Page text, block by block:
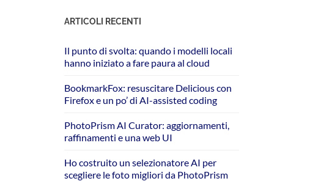
ARTICOLI RECENTI
Il punto di svolta: quando i modelli locali
hanno iniziato a fare paura al cloud
BookmarkFox: resuscitare Delicious con
Firefox e un po’ di AI-assisted coding
PhotoPrism AI Curator: aggiornamenti,
raffinamenti e una web UI
Ho costruito un selezionatore AI per
scegliere le foto migliori da PhotoPrism